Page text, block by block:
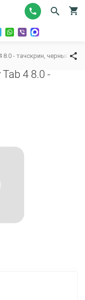
8.0 - тачскрин, черный
4 8.0 -